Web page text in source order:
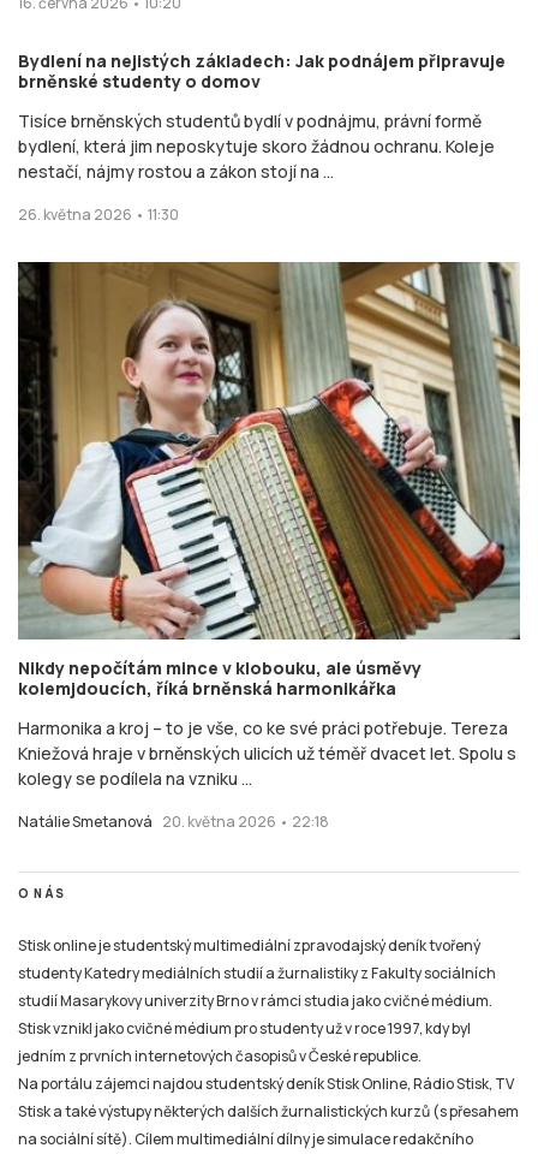
Bydlení na nejistých základech: Jak podnájem připravuje
brněnské studenty o domov
Tisíce brněnských studentů bydlí v podnájmu, právní formě
bydlení, která jim neposkytuje skoro žádnou ochranu. Koleje
nestačí, nájmy rostou a zákon stojí na ...
26. května 2026 • 11:30
Nikdy nepočítám mince v klobouku, ale úsměvy
kolemjdoucích, říká brněnská harmonikářka
Harmonika a kroj – to je vše, co ke své práci potřebuje. Tereza
Kniežová hraje v brněnských ulicích už téměř dvacet let. Spolu s
kolegy se podílela na vzniku ...
Natálie Smetanová 20. května 2026 • 22:18
O NÁS
Stisk online je studentský multimediální zpravodajský deník tvořený
studenty Katedry mediálních studií a žurnalistiky z Fakulty sociálních
studií Masarykovy univerzity Brno v rámci studia jako cvičné médium.
Stisk vznikl jako cvičné médium pro studenty už v roce 1997, kdy byl
jedním z prvních internetových časopisů v České republice.
Na portálu zájemci najdou studentský deník Stisk Online, Rádio Stisk, TV
Stisk a také výstupy některých dalších žurnalistických kurzů (s přesahem
na sociální sítě). Cílem multimediální dílny je simulace redakčního